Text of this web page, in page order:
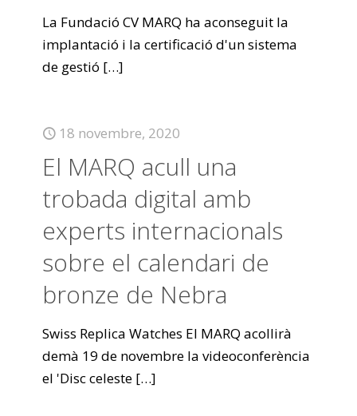
La Fundació CV MARQ ha aconseguit la
implantació i la certificació d'un sistema
de gestió […]
18 novembre, 2020
El MARQ acull una
trobada digital amb
experts internacionals
sobre el calendari de
bronze de Nebra
Swiss Replica Watches El MARQ acollirà
demà 19 de novembre la videoconferència
el 'Disc celeste […]